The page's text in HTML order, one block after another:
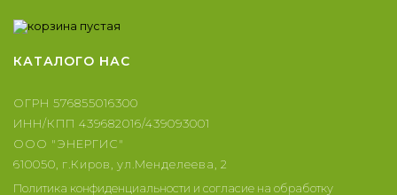
КАТАЛОГО НАС
ОГРН 576855016300
ИНН/КПП 439682016/439093001
ООО "ЭНЕРГИС"
610050, г.Киров, ул.Менделеева, 2
Политика конфиденциальности и согласие на обработку